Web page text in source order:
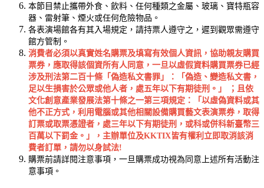
本節目禁止攜帶外食、飲料、任何種類之金屬、玻璃、寶特瓶容
器、雷射筆、煙火或任何危險物品。
各表演場館各有其入場規定，請持票人遵守之，遲到觀眾需遵守
館方管制。
消費者必須以真實姓名購票及填寫有效個人資訊，協助親友購買
票券，應取得該個資所有人同意，一旦以虛假資料購買票券已經
涉及刑法第二百十條「偽造私文書罪」：「偽造、變造私文書，
足以生損害於公眾或他人者，處五年以下有期徒刑。」
；且依
文化創意產業發展法第十條之一第三項規定：「以虛偽資料或其
他不正方式，利用電腦或其他相關設備購買藝文表演票券，取得
訂票或取票憑證者，處三年以下有期徒刑，或科或併科新臺幣三
百萬以下罰金。」，主辦單位及KKTIX皆有權利立即取消該消
費者訂單，請勿以身試法!
購票前請詳閱注意事項，一旦購票成功視為同意上述所有活動注
意事項。